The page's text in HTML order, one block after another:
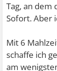
Tag, an dem
Sofort. Aber
Mit 6
schaffe ich
am